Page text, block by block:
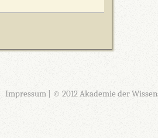
Impressum| © 2012 Akademie der